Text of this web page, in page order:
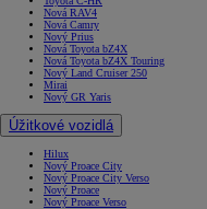
Nová RAV4
Nová Camry
Nový Prius
Nová Toyota bZ4X
Nová Toyota bZ4X Touring
Nový Land Cruiser 250
Mirai
Nový GR Yaris
Úžitkové vozidlá
Hilux
Nový Proace City
Nový Proace City Verso
Nový Proace
Nový Proace Verso